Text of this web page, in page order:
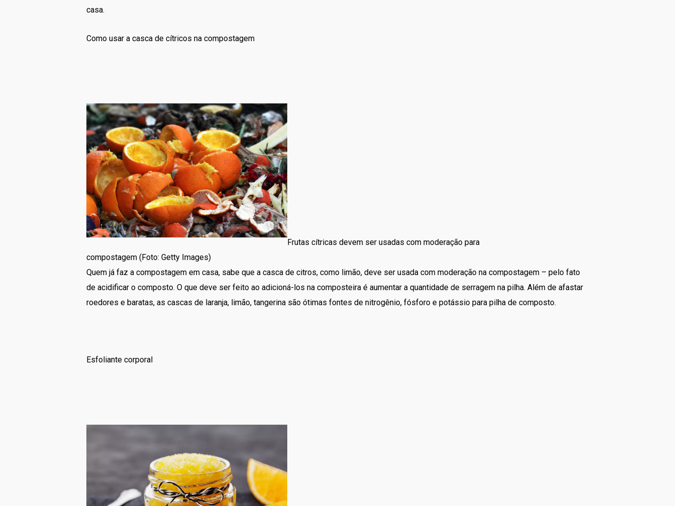
casa.
Como usar a casca de cítricos na compostagem
Frutas cítricas devem ser usadas com moderação para
compostagem (Foto: Getty Images)
Quem já faz a compostagem em casa, sabe que a casca de citros, como limão, deve ser usada com moderação na compostagem – pelo fato
de acidificar o composto. O que deve ser feito ao adicioná-los na composteira é aumentar a quantidade de serragem na pilha. Além de afastar
roedores e baratas, as cascas de laranja, limão, tangerina são ótimas fontes de nitrogênio, fósforo e potássio para pilha de composto.
Esfoliante corporal